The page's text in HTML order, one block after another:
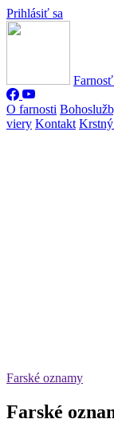
Prihlásiť sa
O farnosti
viery Kontakt
Farské oznamy
Farské